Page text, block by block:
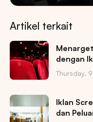
Artikel terkait
dengan
Thursday,
Iklan
dan